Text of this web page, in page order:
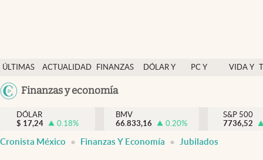
ÚLTIMAS
NOTICIAS
ACTUALIDAD
FINANZAS
DÓLAR Y
PC Y
VIDA Y
México
Finanzas y economía
Actualidad
Finanzas y economía
Dólar y mercados
DÓLAR
$ 17,24 0.18%
BMV
66.833,16
0.20%
S&P 500
7736,52
Cronista México Finanzas Y Economía Jubilados